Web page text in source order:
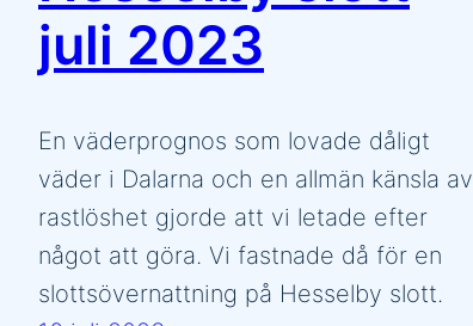
juli 2023
En väderprognos som lovade dåligt
väder i Dalarna och en allmän känsla av
rastlöshet gjorde att vi letade efter
något att göra. Vi fastnade då för en
slottsövernattning på Hesselby slott.